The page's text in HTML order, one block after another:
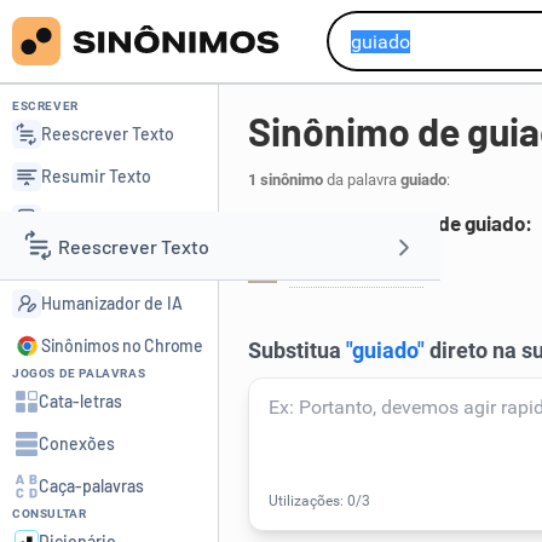
Reescrever Texto
Resumir Texto
Corrigir Texto
Detector de IA
Humanizador de IA
ESCREVER
Reescrever Texto
Resumir Texto
Detector de IA
Humanizador de IA
Sinônimos no Chrome
JOGOS DE PALAVRAS
Cata-letras
Conexões
Caça-palavras
CONSULTAR
Sinônimo de
1 sinônimoda palavra guiado:
Principais sinônimos de guiado:
encaminhado